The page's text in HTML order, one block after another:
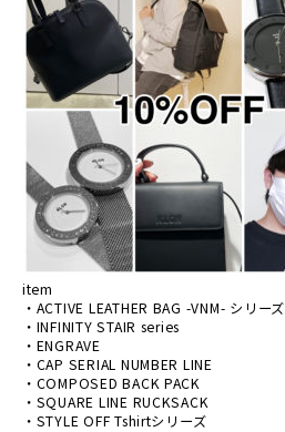
item
・ACTIVE LEATHER BAG -VNM- シリーズ
・INFINITY STAIR series
・ENGRAVE
・CAP SERIAL NUMBER LINE
・COMPOSED BACK PACK
・SQUARE LINE RUCKSACK
・STYLE OFF Tshirtシリーズ